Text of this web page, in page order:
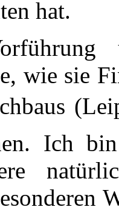
hat.
wie sie
Ich